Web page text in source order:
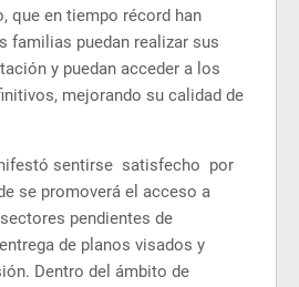
que en tiempo récord han
familias puedan realizar sus
y puedan acceder a los
mejorando su calidad de
sentirse satisfecho por
se promoverá el acceso a
pendientes de
de planos visados y
Dentro del ámbito de